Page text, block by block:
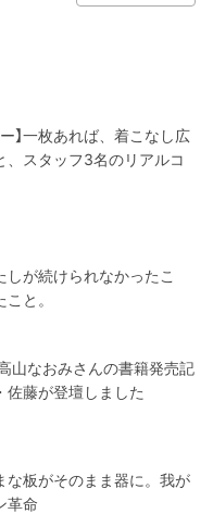
】一枚あれば、着こなし広
、スタッフ3名のリアルコ
しが続けられなかったこ
と。
高山なおみさんの書籍発売記
佐藤が登壇しました
な板がそのまま器に。我が
革命